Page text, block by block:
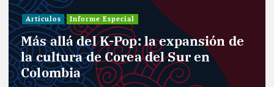
Artículos Informe Especial
Más allá del K-Pop: la expansión de
la cultura de Corea del Sur en
Colombia